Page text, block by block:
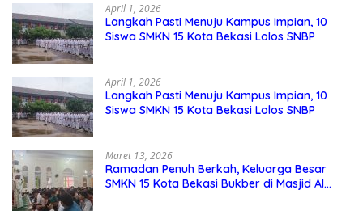
April 1, 2026
Langkah Pasti Menuju Kampus Impian, 10
Siswa SMKN 15 Kota Bekasi Lolos SNBP
April 1, 2026
Langkah Pasti Menuju Kampus Impian, 10
Siswa SMKN 15 Kota Bekasi Lolos SNBP
Maret 13, 2026
Ramadan Penuh Berkah, Keluarga Besar
SMKN 15 Kota Bekasi Bukber di Masjid Al